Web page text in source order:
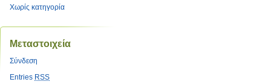
Χωρίς κατηγορία
Μεταστοιχεία
Σύνδεση
Entries RSS